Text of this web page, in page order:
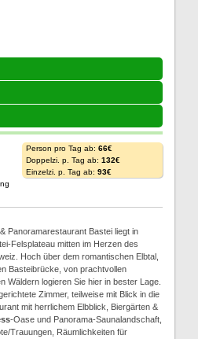
Person pro Tag ab: 66€
Doppelzi. p. Tag ab: 132€
Einzelzi. p. Tag ab: 93€
Panoramarestaurant Bastei liegt in
Felsplateau mitten im Herzen des
Hoch über dem romantischen Elbtal,
Basteibrücke, von prachtvollen
Wäldern logieren Sie hier in bester Lage.
Zimmer, teilweise mit Blick in die
mit herrlichem Elbblick, Biergärten &
-Oase und Panorama-Saunalandschaft,
Trauungen, Räumlichkeiten für